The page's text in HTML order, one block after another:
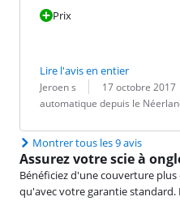
Prix
Lire l'avis en entier
Évaluation par :
Jeroen s
Date : 17 octobre 2017
Traduction :
automatique depuis le
Montrer tous les 9 avis
Assurez votre scie à
Bénéficiez d'une couverture
qu'avec votre garantie standard.